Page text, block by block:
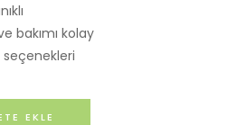
bakımı kolay
EKLE